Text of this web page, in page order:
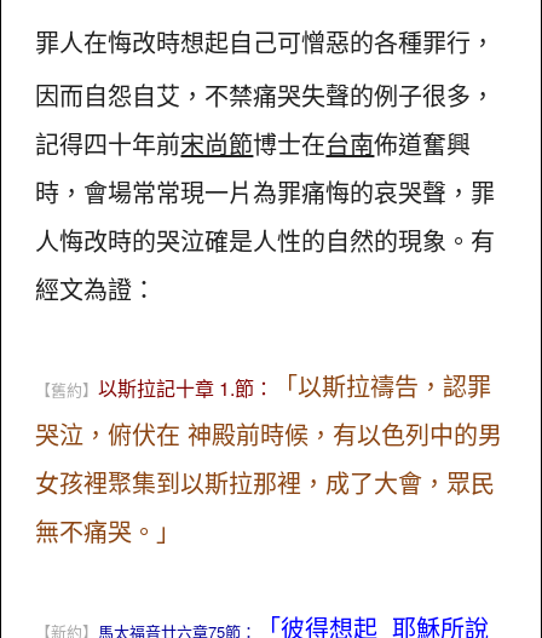
罪人在悔改時想起自己可憎惡的各種罪行，
因而自怨自艾，不禁痛哭失聲的例子很多，
記得四十年前宋尚節博士在台南佈道奮興
時，會場常常現一片為罪痛悔的哀哭聲，罪
人悔改時的哭泣確是人性的自然的現象。有
經文為證：
【舊約】以斯拉記十章 1.節：
「以斯拉禱告，認罪
哭泣，俯伏在 神殿前時候，有以色列中的男
女孩裡聚集到以斯拉那裡，成了大會，眾民
無不痛哭。」
【新約】 馬太福音廿六章75節：
「彼得想起 耶穌所說